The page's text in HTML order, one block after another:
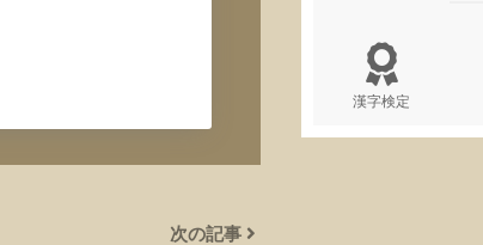
次の記事
漢字検定